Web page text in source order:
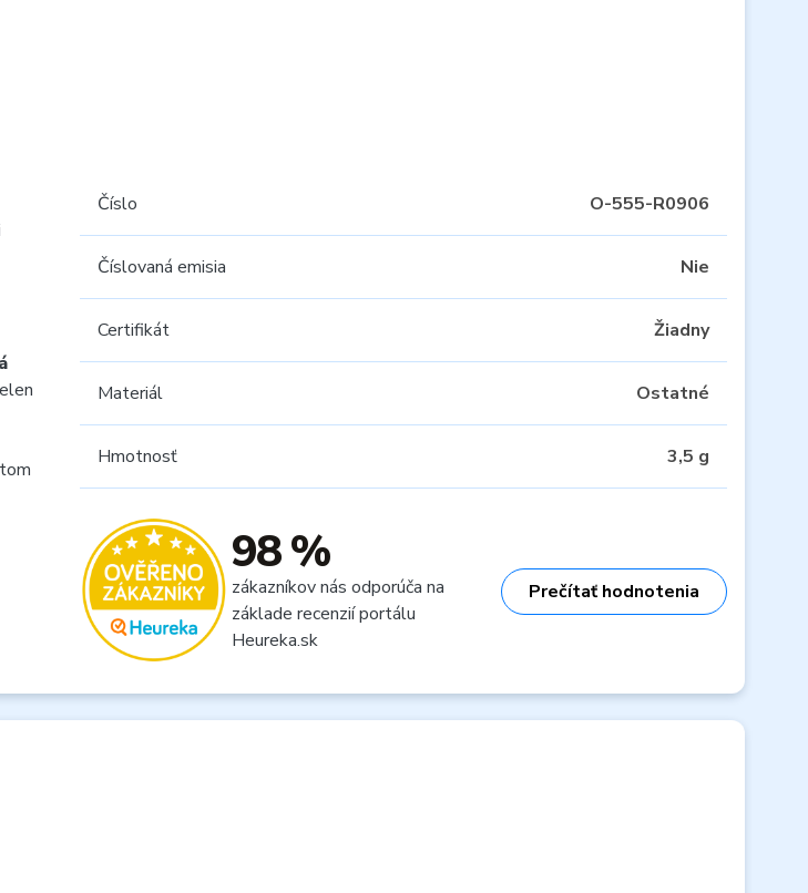
Číslo O-555-R0906
Číslovaná emisia Nie
Certifikát Žiadny
Materiál Ostatné
Hmotnosť 3,5 g
98 %
zákazníkov nás odporúča na
základe recenzií portálu
Heureka.sk
Prečítať hodnotenia